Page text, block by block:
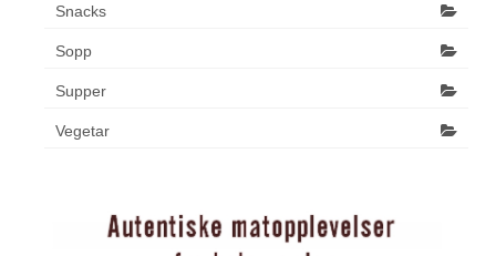
Snacks
Sopp
Supper
Vegetar